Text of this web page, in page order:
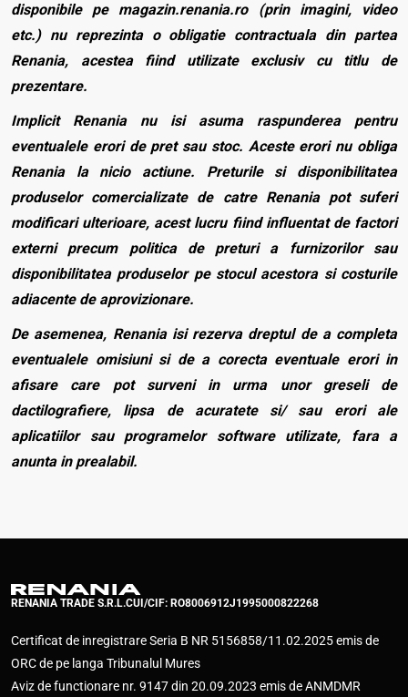
disponibile pe magazin.renania.ro (prin imagini, video
etc.) nu reprezinta o obligatie contractuala din partea
Renania, acestea fiind utilizate exclusiv cu titlu de
prezentare.
Implicit Renania nu isi asuma raspunderea pentru
eventualele erori de pret sau stoc. Aceste erori nu obliga
Renania la nicio actiune. Preturile si disponibilitatea
produselor comercializate de catre Renania pot suferi
modificari ulterioare, acest lucru fiind influentat de factori
externi precum politica de preturi a furnizorilor sau
disponibilitatea produselor pe stocul acestora si costurile
adiacente de aprovizionare.
De asemenea, Renania isi rezerva dreptul de a completa
eventualele omisiuni si de a corecta eventuale erori in
afisare care pot surveni in urma unor greseli de
dactilografiere, lipsa de acuratete si/ sau erori ale
aplicatiilor sau programelor software utilizate, fara a
anunta in prealabil.
RENANIA TRADE S.R.L.CUI/CIF: RO8006912J1995000822268
Certificat de inregistrare Seria B NR 5156858/11.02.2025 emis de
ORC de pe langa Tribunalul Mures
Aviz de functionare nr. 9147 din 20.09.2023 emis de ANMDMR